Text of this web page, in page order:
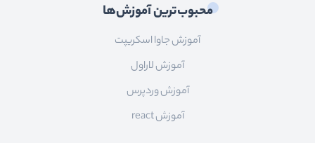
محبوب‌ترین آموزش‌ها
آموزش جاوا اسکریپت
آموزش لاراول
آموزش وردپرس
آموزش react